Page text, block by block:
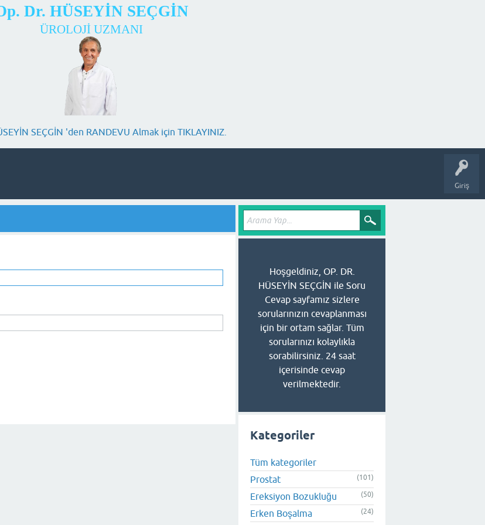
Dr. HÜSEYİN SEÇGİN
ÜROLOJİ UZMANI
SEÇGİN 'den RANDEVU Almak için TIKLAYINIZ.
Giriş
Hoşgeldiniz, OP. DR.
HÜSEYİN SEÇGİN ile Soru
Cevap sayfamız sizlere
sorularınızın cevaplanması
için bir ortam sağlar. Tüm
sorularınızı kolaylıkla
sorabilirsiniz. 24 saat
içerisinde cevap
verilmektedir.
Kategoriler
Tüm kategoriler
Prostat
(101)
Ereksiyon Bozukluğu (50)
Erken Boşalma (24)